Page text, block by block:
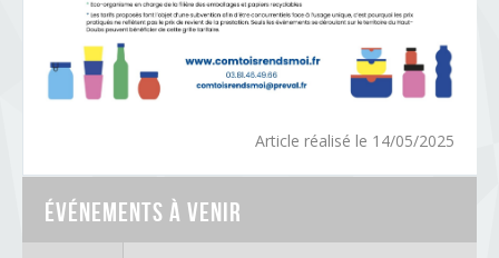
Article réalisé le 14/05/2025
Événements à venir